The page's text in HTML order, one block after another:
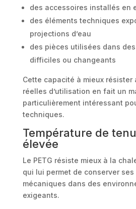
des accessoires installés en
des éléments techniques
projections d’eau
des pièces utilisées dans
difficiles ou changeants
Cette capacité à mieux résister
réelles d’utilisation en fait un
particulièrement intéressant
techniques.
Température de
élevée
Le PETG résiste mieux à la
qui lui permet de conserver
mécaniques dans des
exigeants.